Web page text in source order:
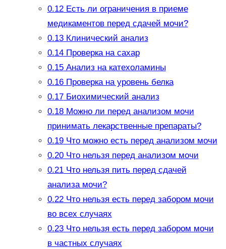
0.12Есть ли ограничения в приеме
медикаментов перед сдачей мочи?
0.13Клинический анализ
0.14Проверка на сахар
0.15Анализ на катехоламины
0.16Проверка на уровень белка
0.17Биохимический анализ
0.18Можно ли перед анализом мочи
принимать лекарственные препараты?
0.19Что можно есть перед анализом мочи
0.20Что нельзя перед анализом мочи
0.21Что нельзя пить перед сдачей
анализа мочи?
0.22Что нельзя есть перед забором мочи
во всех случаях
0.23Что нельзя есть перед забором мочи
в частных случаях